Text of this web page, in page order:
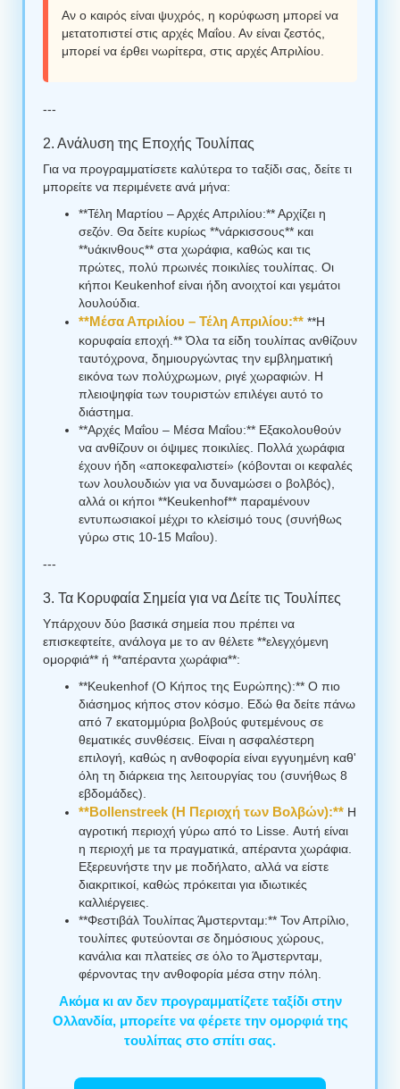
Αν ο καιρός είναι ψυχρός, η κορύφωση μπορεί να
μετατοπιστεί στις αρχές Μαΐου. Αν είναι ζεστός,
μπορεί να έρθει νωρίτερα, στις αρχές Απριλίου.
---
2. Ανάλυση της Εποχής Τουλίπας
Για να προγραμματίσετε καλύτερα το ταξίδι σας, δείτε τι
μπορείτε να περιμένετε ανά μήνα:
**Τέλη Μαρτίου – Αρχές Απριλίου:** Αρχίζει η
σεζόν. Θα δείτε κυρίως **νάρκισσους** και
**υάκινθους** στα χωράφια, καθώς και τις
πρώτες, πολύ πρωινές ποικιλίες τουλίπας. Οι
κήποι Keukenhof είναι ήδη ανοιχτοί και γεμάτοι
λουλούδια.
**Μέσα Απριλίου – Τέλη Απριλίου:** **Η
κορυφαία εποχή.** Όλα τα είδη τουλίπας ανθίζουν
ταυτόχρονα, δημιουργώντας την εμβληματική
εικόνα των πολύχρωμων, ριγέ χωραφιών. Η
πλειοψηφία των τουριστών επιλέγει αυτό το
διάστημα.
**Αρχές Μαΐου – Μέσα Μαΐου:** Εξακολουθούν
να ανθίζουν οι όψιμες ποικιλίες. Πολλά χωράφια
έχουν ήδη «αποκεφαλιστεί» (κόβονται οι κεφαλές
των λουλουδιών για να δυναμώσει ο βολβός),
αλλά οι κήποι **Keukenhof** παραμένουν
εντυπωσιακοί μέχρι το κλείσιμό τους (συνήθως
γύρω στις 10-15 Μαΐου).
---
3. Τα Κορυφαία Σημεία για να Δείτε τις Τουλίπες
Υπάρχουν δύο βασικά σημεία που πρέπει να
επισκεφτείτε, ανάλογα με το αν θέλετε **ελεγχόμενη
ομορφιά** ή **απέραντα χωράφια**:
**Keukenhof (Ο Κήπος της Ευρώπης):** Ο πιο
διάσημος κήπος στον κόσμο. Εδώ θα δείτε πάνω
από 7 εκατομμύρια βολβούς φυτεμένους σε
θεματικές συνθέσεις. Είναι η ασφαλέστερη
επιλογή, καθώς η ανθοφορία είναι εγγυημένη καθ'
όλη τη διάρκεια της λειτουργίας του (συνήθως 8
εβδομάδες).
**Bollenstreek (Η Περιοχή των Βολβών):** Η
αγροτική περιοχή γύρω από το Lisse. Αυτή είναι
η περιοχή με τα πραγματικά, απέραντα χωράφια.
Εξερευνήστε την με ποδήλατο, αλλά να είστε
διακριτικοί, καθώς πρόκειται για ιδιωτικές
καλλιέργειες.
**Φεστιβάλ Τουλίπας Άμστερνταμ:** Τον Απρίλιο,
τουλίπες φυτεύονται σε δημόσιους χώρους,
κανάλια και πλατείες σε όλο το Άμστερνταμ,
φέρνοντας την ανθοφορία μέσα στην πόλη.
Ακόμα κι αν δεν προγραμματίζετε ταξίδι στην
Ολλανδία, μπορείτε να φέρετε την ομορφιά της
τουλίπας στο σπίτι σας.